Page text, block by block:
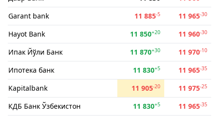
Garant bank 11 885-5 11 965-30
Hayot Bank 11 850+20 11 960-30
Ипак Йўли Банк 11 870+30 11 970-10
Ипотека банк 11 830+5 11 965-35
Kapitalbank 11 905-20 11 975-25
КДБ Банк Ўзбекистон 11 830+5 11 965-35